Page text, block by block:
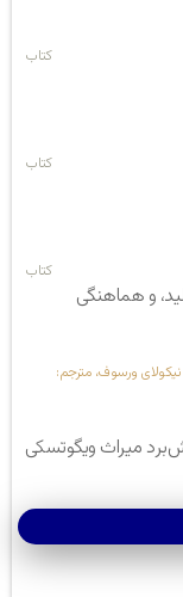
کتاب
کتاب
کتاب
و هماهنگی
نیکولای ورسوف، مترجم:
میراث ویگوتسکی